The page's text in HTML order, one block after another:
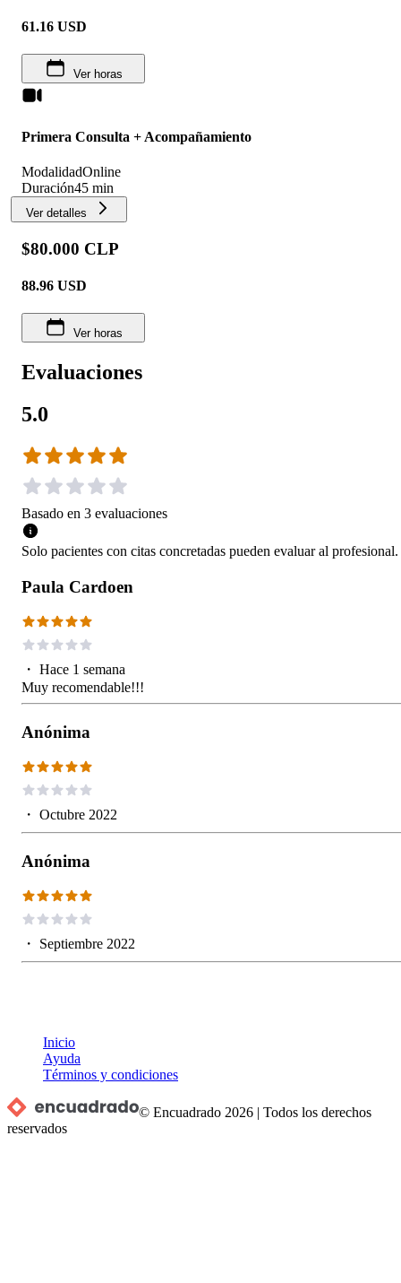
61.16 USD
Ver horas
Primera Consulta + Acompañamiento
ModalidadOnline
Duración45 min
Ver detalles
$80.000 CLP
88.96 USD
Ver horas
Evaluaciones
5.0
Basado en 3 evaluaciones
Solo pacientes con citas concretadas pueden evaluar al profesional.
Paula Cardoen
・ Hace 1 semana
Muy recomendable!!!
Anónima
・ Octubre 2022
Anónima
・ Septiembre 2022
Inicio
Ayuda
Términos y condiciones
© Encuadrado 2026 |Todos los derechos
reservados